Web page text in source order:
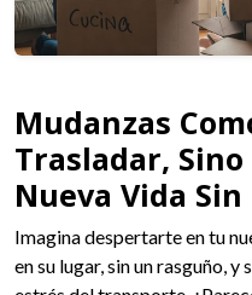
Mudanzas
Trasladar, Sino
Nueva Vida
Imagina despertarte en tu
en su lugar, sin un rasguño,